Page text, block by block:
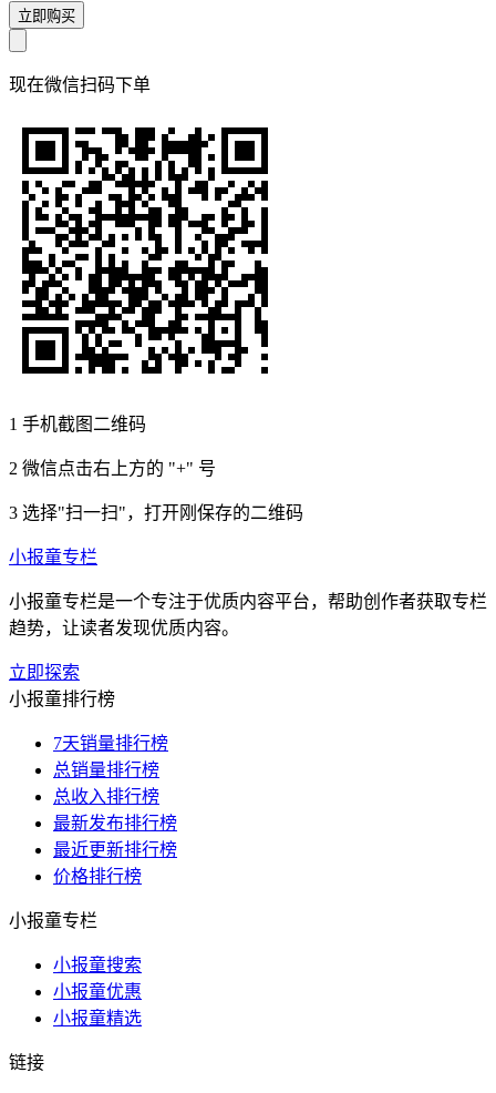
立即购买
现在微信扫码下单
1 手机截图二维码
2 微信点击右上方的 "+" 号
3 选择"扫一扫"，打开刚保存的二维码
小报童专栏
小报童专栏是一个专注于优质内容平台，帮助创作者获取专栏
趋势，让读者发现优质内容。
立即探索
小报童排行榜
7天销量排行榜
总销量排行榜
总收入排行榜
最新发布排行榜
最近更新排行榜
价格排行榜
小报童专栏
小报童搜索
小报童优惠
小报童精选
链接